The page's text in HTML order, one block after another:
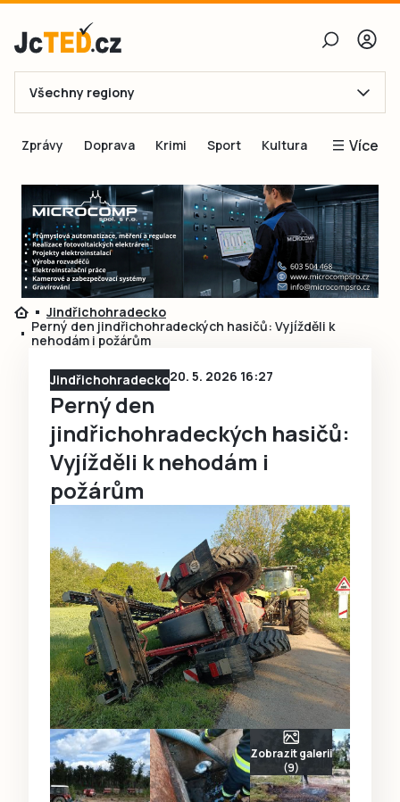
E-mail
Obnovit heslo
Přihlásit se
Přihlásit se přes Facebook
Ještě nemám účet, chci seRegistrovat
Všechny regiony
Zprávy Doprava Krimi Sport Kultura Více
Blogy
Inspirace
Čtenáři píší
Speciální přílohy
Inzerce
Jindřichohradecko
Perný den jindřichohradeckých hasičů: Vyjížděli k
nehodám i požárům
Jindřichohradecko20. 5. 2026 16:27
Perný den
jindřichohradeckých hasičů:
Vyjížděli k nehodám i
požárům
Zobrazit galerii
(9)